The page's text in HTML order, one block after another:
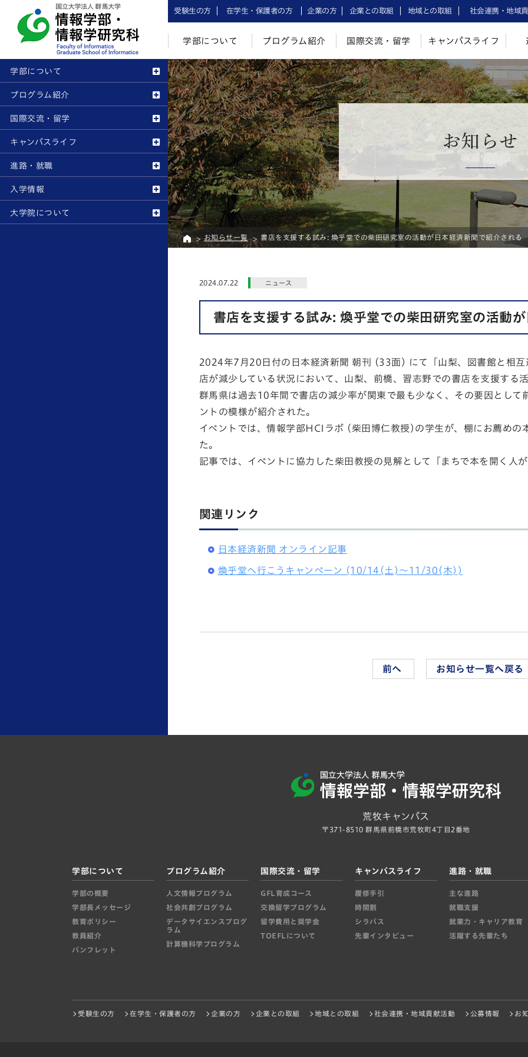
受験生の方 在学生・保護者の方 企業の方 企業との取組 地域との取組 社会連携・地域
学部について プログラム紹介 国際交流・留学 キャンパスライフ
学部について
プログラム紹介
国際交流・留学
キャンパスライフ
進路・就職
入学情報
大学院について
お知らせ
お知らせ一覧 書店を支援する試み: 煥乎堂での柴田研究室の活動が日本経済新聞で紹介される
2024.07.22 ニュース
書店を支援する試み: 煥乎堂での柴田研究室の活動
2024年7月20日付の日本経済新聞 朝刊 (33面) にて「山梨、図書館と相
店が減少している状況において、山梨、前橋、習志野での書店を支援する
群馬県は過去10年間で書店の減少率が関東で最も少なく、その要 因として
ント の模様が紹介された。
イベントでは、情報学部HCIラボ (柴田博仁教授)の学生が、棚にお薦めの
た。
記事では、イベントに協力した柴田教授の見解として「まちで本を 開く人
関連リンク
日本経済新聞 オンライン記事
煥乎堂へ行こうキャンペーン (10/14(土)～11/30(木))
前へ お知らせ一覧へ戻る
荒牧キャンパス
〒371-8510 群馬県前橋市荒牧町4丁目2番地
学部について
学部の概要
学部長メッセージ
教育ポリシー
教員紹介
パンフレット
プログラム紹介
人文情報プログラム
社会共創プログラム
データサイエンスプログ
ラム
計算機科学プログラム
国際交流・留学
GFL育成コース
交換留学プログラム
留学費用と奨学金
TOEFLについて
キャンパスライフ
履修手引
時間割
シラバス
先輩インタビュー
進路・就職
主な進路
就職支援
就業力・キャリア教育
活躍する先輩たち
受験生の方 在学生・保護者の方 企業の方 企業との取組 地域との取組 社会連携・地域貢献活動 公募情報 お